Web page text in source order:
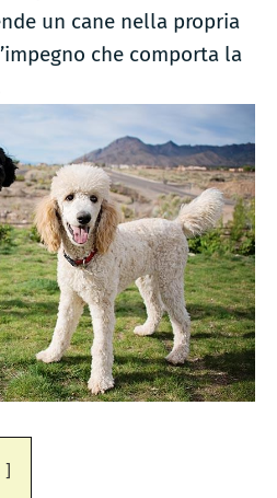
un cane nella propria
che comporta la